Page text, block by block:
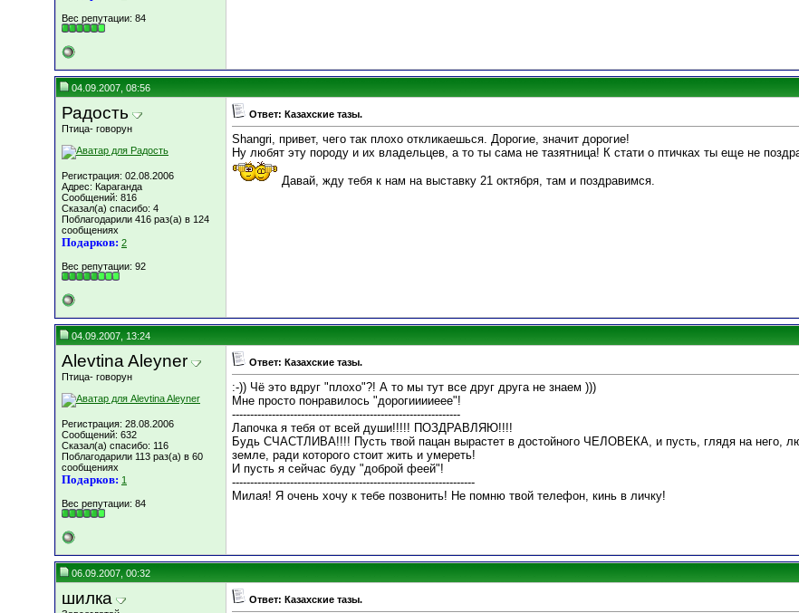
Вес репутации: 84
04.09.2007, 08:56
Радость
Птица- говорун
Регистрация: 02.08.2006
Адрес: Караганда
Сообщений: 816
Сказал(а) спасибо: 4
Поблагодарили 416 раз(а) в 124
сообщениях
Подарков: 2
Вес репутации: 92
Ответ: Казахские тазы.
Shangri, привет, чего так плохо откликаешься. Дорогие, значит дорогие!
Ну любят эту породу и их владельцев, а то ты сама не тазятница! К стати о птичках ты еще не
Давай, жду тебя к нам на выставку 21 октября, там и поздравимся.
04.09.2007, 13:24
Alevtina Aleyner
Птица- говорун
Регистрация: 28.08.2006
Сообщений: 632
Сказал(а) спасибо: 116
Поблагодарили 113 раз(а) в 60
сообщениях
Подарков: 1
Вес репутации: 84
Ответ: Казахские тазы.
:-)) Чё это вдруг "плохо"?! А то мы тут все друг друга не знаем )))
Мне просто понравилось "дорогииииеее"!
---------------------------------------------------------------
Лапочка я тебя от всей души!!!!! ПОЗДРАВЛЯЮ!!!!
Будь СЧАСТЛИВА!!!! Пусть твой пацан вырастет в достойного ЧЕЛОВЕКА, и пусть, глядя на него,
земле, ради которого стоит жить и умереть!
И пусть я сейчас буду "доброй феей"!
-------------------------------------------------------------------
Милая! Я очень хочу к тебе позвонить! Не помню твой телефон, кинь в личку!
06.09.2007, 00:32
шилка Ответ: Казахские тазы.